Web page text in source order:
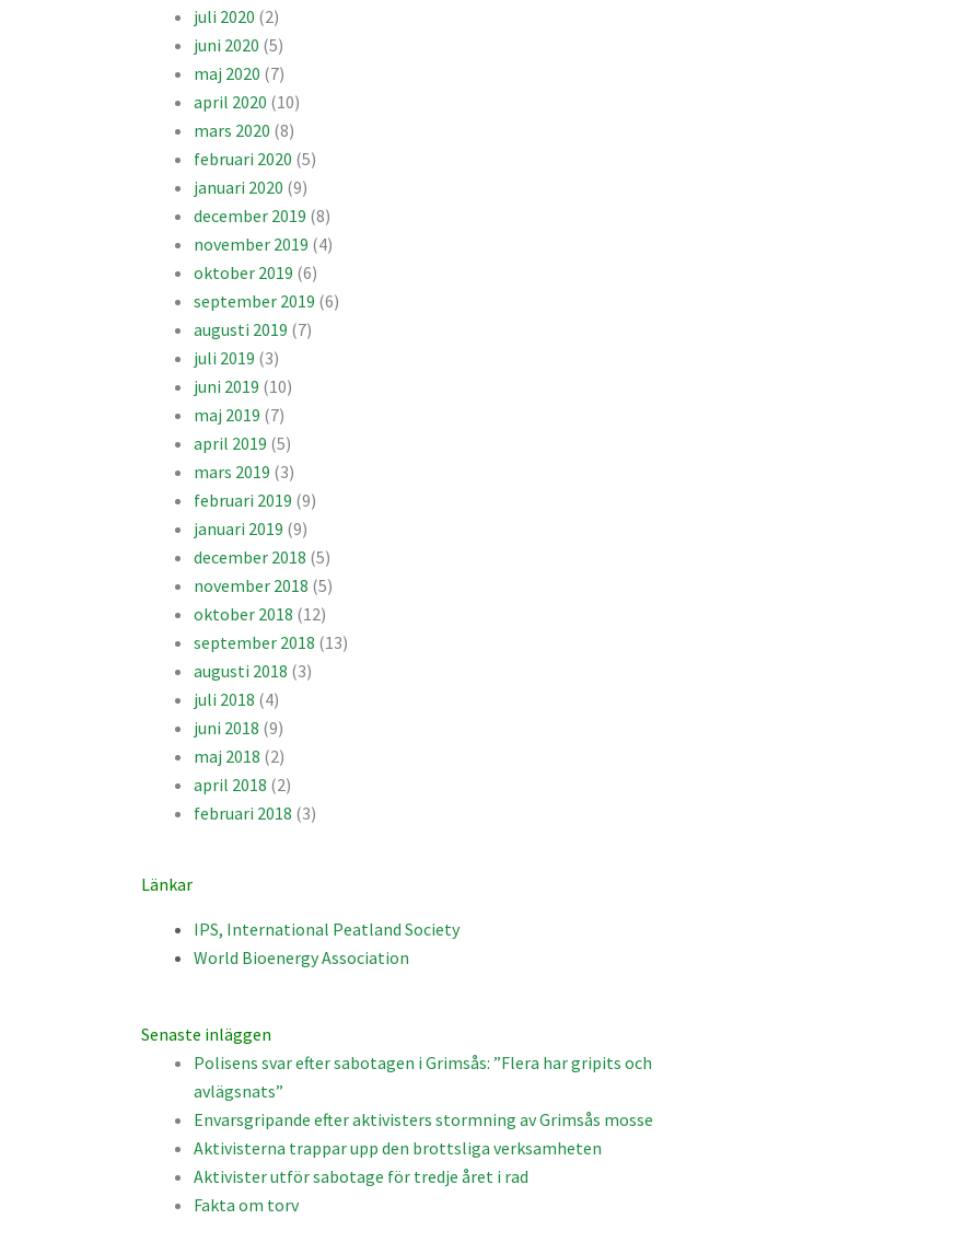
juli 2020 (2)
juni 2020 (5)
maj 2020 (7)
april 2020 (10)
mars 2020 (8)
februari 2020 (5)
januari 2020 (9)
december 2019 (8)
november 2019 (4)
oktober 2019 (6)
september 2019 (6)
augusti 2019 (7)
juli 2019 (3)
juni 2019 (10)
maj 2019 (7)
april 2019 (5)
mars 2019 (3)
februari 2019 (9)
januari 2019 (9)
december 2018 (5)
november 2018 (5)
oktober 2018 (12)
september 2018 (13)
augusti 2018 (3)
juli 2018 (4)
juni 2018 (9)
maj 2018 (2)
april 2018 (2)
februari 2018 (3)
Länkar
IPS, International Peatland Society
World Bioenergy Association
Senaste inläggen
Polisens svar efter sabotagen i Grimsås: ”Flera har gripits och
avlägsnats”
Envarsgripande efter aktivisters stormning av Grimsås mosse
Aktivisterna trappar upp den brottsliga verksamheten
Aktivister utför sabotage för tredje året i rad
Fakta om torv